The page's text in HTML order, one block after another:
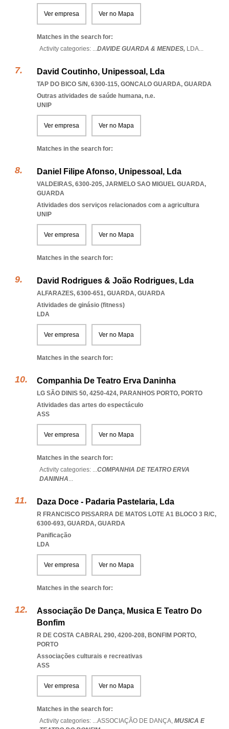
Ver empresa Ver no Mapa
Matches in the search for:
Activity categories: ...DAVIDE GUARDA & MENDES, LDA...
David Coutinho, Unipessoal, Lda
TAP DO BICO S/N, 6300-115, GONCALO GUARDA, GUARDA
Outras atividades de saúde humana, n.e.
UNIP
Ver empresa Ver no Mapa
Matches in the search for:
Daniel Filipe Afonso, Unipessoal, Lda
VALDEIRAS, 6300-205, JARMELO SAO MIGUEL GUARDA,
GUARDA
Atividades dos serviços relacionados com a agricultura
UNIP
Ver empresa Ver no Mapa
Matches in the search for:
David Rodrigues & João Rodrigues, Lda
ALFARAZES, 6300-651, GUARDA, GUARDA
Atividades de ginásio (fitness)
LDA
Ver empresa Ver no Mapa
Matches in the search for:
Companhia De Teatro Erva Daninha
LG SÃO DINIS 50, 4250-424, PARANHOS PORTO, PORTO
Atividades das artes do espectáculo
ASS
Ver empresa Ver no Mapa
Matches in the search for:
Activity categories: ...COMPANHIA DE TEATRO ERVA
DANINHA...
Daza Doce - Padaria Pastelaria, Lda
R FRANCISCO PISSARRA DE MATOS LOTE A1 BLOCO 3 R/C,
6300-693, GUARDA, GUARDA
Panificação
LDA
Ver empresa Ver no Mapa
Matches in the search for:
Associação De Dança, Musica E Teatro Do
Bonfim
R DE COSTA CABRAL 290, 4200-208, BONFIM PORTO,
PORTO
Associações culturais e recreativas
ASS
Ver empresa Ver no Mapa
Matches in the search for:
Activity categories: ...ASSOCIAÇÃO DE DANÇA, MUSICA E